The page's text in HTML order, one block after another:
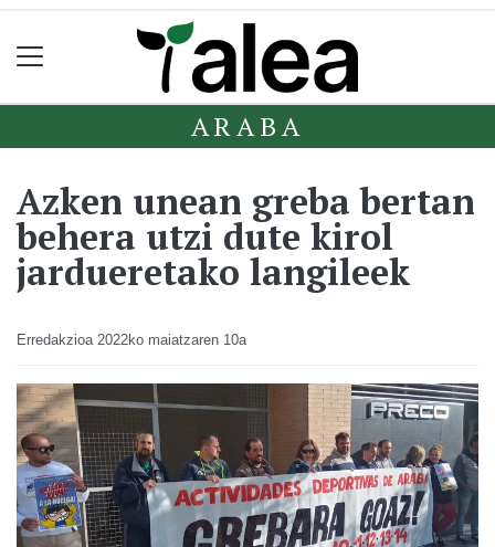
ARABA
Azken unean greba bertan
behera utzi dute kirol
jardueretako langileek
Erredakzioa 2022ko maiatzaren 10a